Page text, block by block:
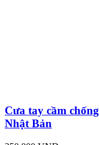
Cưa tay cầm
Nhật Bản